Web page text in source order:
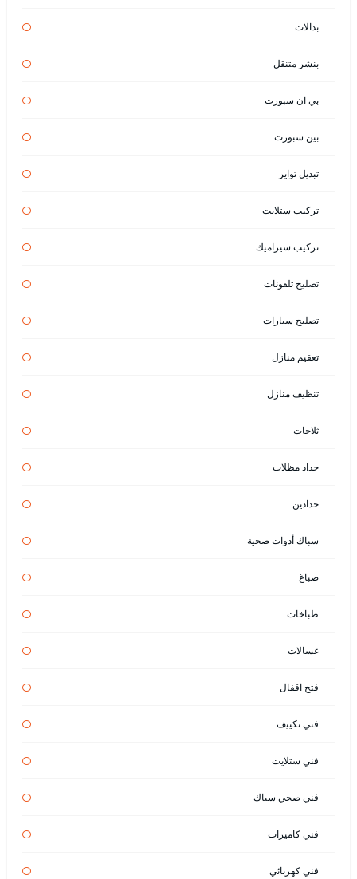
بدالات
بنشر متنقل
بي ان سبورت
بين سبورت
تبديل تواير
تركيب ستلايت
تركيب سيراميك
تصليح تلفونات
تصليح سيارات
تعقيم منازل
تنظيف منازل
ثلاجات
حداد مظلات
حدادين
سباك أدوات صحية
صباغ
طباخات
غسالات
فتح اقفال
فني تكييف
فني ستلايت
فني صحي سباك
فني كاميرات
فني كهربائي